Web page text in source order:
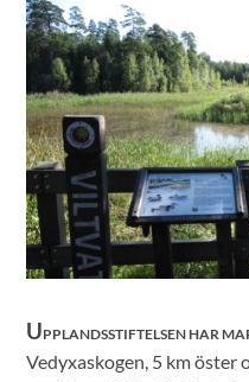
UPPLANDSSTIFTELSEN HAR
Vedyxaskogen, 5 km öster